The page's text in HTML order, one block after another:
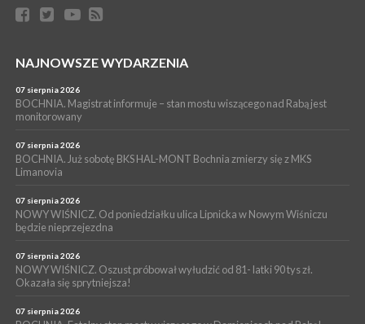
06 sierpnia 2026
BORZĘCIN. Już w najbliższy weekend XIX Borzęckie Święto
PIELGRZYMKA 2026
Z BOCHNI NA JASNĄ GÓRĘ. Drugi dzień wędrówki [ZDJĘCIA]
WYDARZENIA
NASZ NEWS. Powstał Komitet Ochrony Ładu
Przestrzennego Miasta Bochnia. To odpowiedź na działania
magistratu
NAJNOWSZE WYDARZENIA
07 sierpnia 2026
BOCHNIA. Magistrat informuje – stan mostu wiszącego nad Rabą jest
monitorowany
07 sierpnia 2026
BOCHNIA. Już sobotę BKS HAL-MONT Bochnia zmierzy się z MKS
Limanovia
07 sierpnia 2026
NOWY WIŚNICZ. Od poniedziałku ulica Lipnicka w Nowym Wiśniczu
będzie nieprzejezdna
07 sierpnia 2026
NOWY WIŚNICZ. Oszust próbował wyłudzić od 81- latki 90 tys zł.
Okazała się sprytniejsza!
07 sierpnia 2026